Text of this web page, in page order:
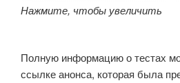
Нажмите, чтобы увеличить
Полную информацию о тестах
ссылке анонса, которая была